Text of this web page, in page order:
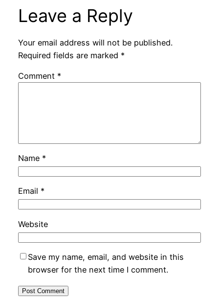
Leave a Reply
Your email address will not be published.
Required fields are marked *
Comment *
Name *
Email *
Website
Save my name, email, and website in this
browser for the next time I comment.